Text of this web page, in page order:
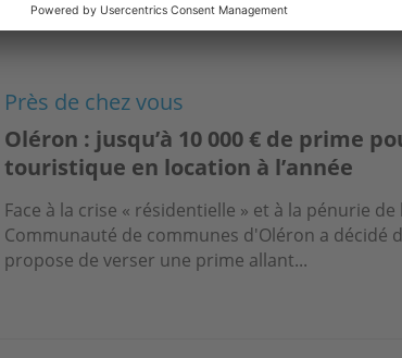
Près de chez vous
Oléron : jusqu’à 10 000 € de prime
touristique en location à l’année
Face à la crise « résidentielle » et à la pénurie
Communauté de communes d'Oléron a décidé
propose de verser une prime allant...